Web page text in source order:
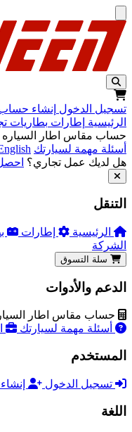
تخطّي إلى المحتوى
تسجيل الدخول إنشاء
الرئيسية إطارات بطاريات
حساب مقاس اطار السياره
أسئلة مهمة لسيارتك
هل لديك عمل تجاري؟
التنقل
الرئيسية إطارات
الشركة
الدعم والأدوات
حساب مقاس اطار
أسئلة مهمة لسيارتك
المستخدم
تسجيل الدخول
اللغة